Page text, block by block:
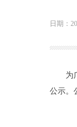
日期：
为
公示。